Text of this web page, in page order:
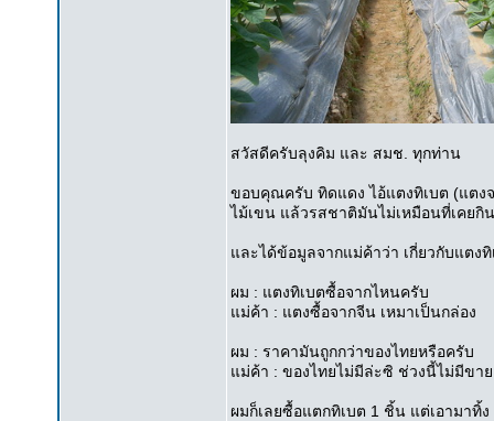
สวัสดีครับลุงคิม และ สมช. ทุกท่าน
ขอบคุณครับ ทิดแดง ไอ้แตงทิเบต (แตง
ไม้เขน แล้วรสชาติมันไม่เหมือนที่เคย
และได้ข้อมูลจากแม่ค้าว่า เกี่ยวกับแตงทิ
ผม : แตงทิเบตซื้อจากไหนครับ
แม่ค้า : แตงซื้อจากจีน เหมาเป็นกล่อง
ผม : ราคามันถูกกว่าของไทยหรือครับ
แม่ค้า : ของไทยไม่มีล่ะซิ ช่วงนี้ไม่มีขา
ผมก็เลยซื้อแตกทิเบต 1 ชิ้น แต่เอามาทิ้